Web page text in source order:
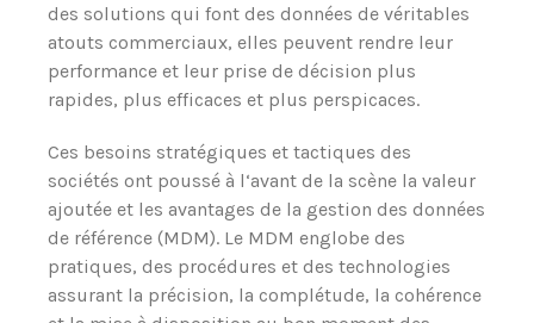
des solutions qui font des données de véritables
atouts commerciaux, elles peuvent rendre leur
performance et leur prise de décision plus
rapides, plus efficaces et plus perspicaces.
Ces besoins stratégiques et tactiques des
sociétés ont poussé à l‘avant de la scène la valeur
ajoutée et les avantages de la gestion des données
de référence (MDM). Le MDM englobe des
pratiques, des procédures et des technologies
assurant la précision, la complétude, la cohérence